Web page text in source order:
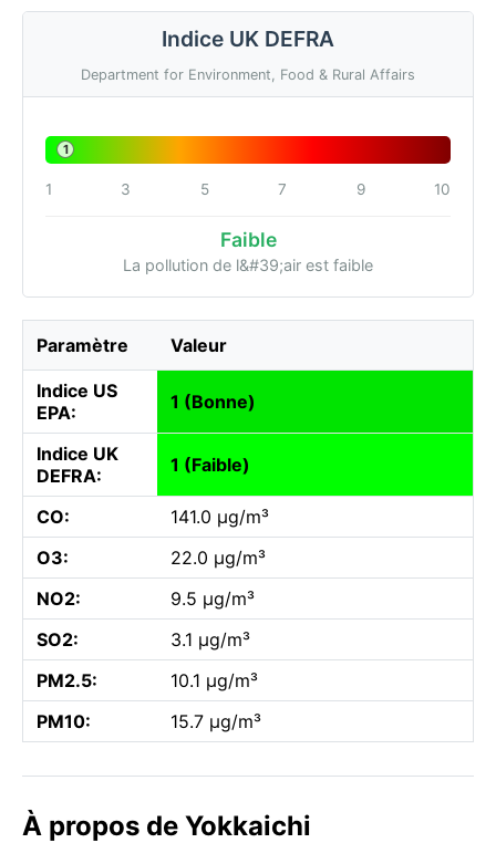
Indice UK DEFRA
Department for Environment, Food & Rural Affairs
1
1 3 5 7 9 10
Faible
La pollution de l&#39;air est faible
Paramètre Valeur
Indice US
EPA:
1 (Bonne)
Indice UK
DEFRA:
1 (Faible)
CO:
141.0 µg/m³
O3:
22.0 µg/m³
NO2:
9.5 µg/m³
SO2:
3.1 µg/m³
PM2.5:
10.1 µg/m³
PM10:
15.7 µg/m³
À propos de Yokkaichi